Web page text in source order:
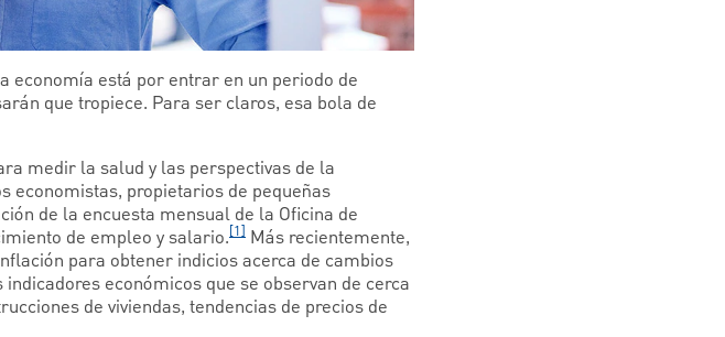
economía está por entrar en un periodo de
que tropiece. Para ser claros, esa bola de
medir la salud y las perspectivas de la
economistas, propietarios de pequeñas
de la encuesta mensual de la Oficina de
de empleo y salario.[1] Más recientemente,
para obtener indicios acerca de cambios
económicos que se observan de cerca
de viviendas, tendencias de precios de